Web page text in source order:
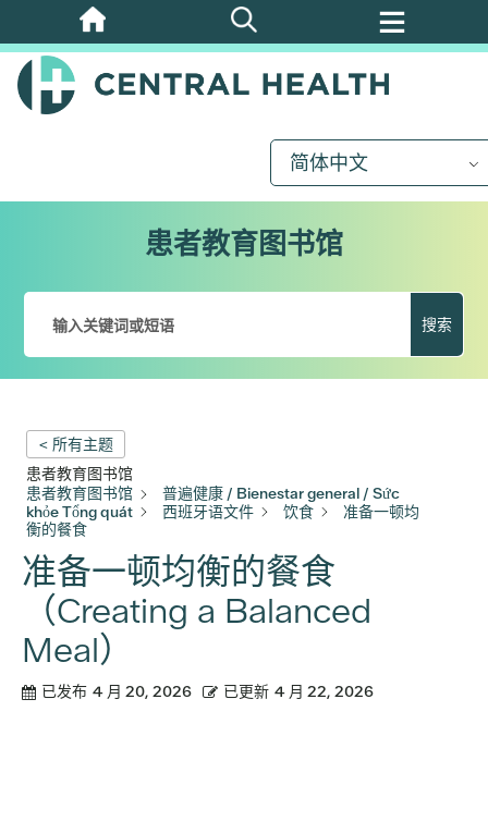
跳
至
主
简体中文
患者教育图书馆
搜索
< 所有主题
患者教育图书馆
患者教育图书馆
普遍健康 / Bienestar general / Sức
khỏe Tổng quát
西班牙语文件 饮食
准备一顿均
衡的餐食
准备一顿均衡的餐食
（Creating a Balanced
Meal）
已发布 4 月 20, 2026 已更新 4 月 22, 2026